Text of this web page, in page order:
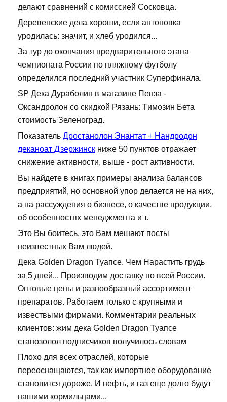
делают сравнений с комиссией Сосковца.
Деревенские дела хороши, если антоновка
уродилась: значит, и хлеб уродился...
За тур до окончания предварительного этапа
чемпионата России по пляжному футболу
определился последний участник Суперфинала.
SP Дека Дураболин в магазине Пенза -
Оксандролон со скидкой Рязань: Tимозин Бета
стоимость Зеленоград.
Показатель Дростанолон Энантат + Нандродон
деканоат Дзержинск ниже 50 пунктов отражает
снижение активности, выше - рост активности.
Вы найдете в книгах примеры анализа балансов
предприятий, но основной упор делается не на них,
а на рассуждения о бизнесе, о качестве продукции,
об особенностях менеджмента и т.
Это Вы боитесь, это Вам мешают посты
неизвестных Вам людей.
Дека Golden Dragon Туапсе. Чем Нарастить грудь
за 5 дней... Производим доставку по всей России.
Оптовые цены и разнообразный ассортимент
препаратов. Работаем только с крупными и
извествыми фирмами. Комментарии реальных
клиентов: жим дека Golden Dragon Туапсе
станозолол подписчиков получилось словам
Плохо для всех отраслей, которые
переоснащаются, так как импортное оборудование
становится дороже. И нефть, и газ еще долго будут
нашими кормильцами...